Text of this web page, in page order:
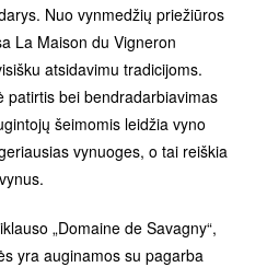
Nuo vynmedžių priežiūros
La Maison du Vigneron
atsidavimu tradicijoms.
patirtis bei bendradarbiavimas
šeimomis leidžia vyno
vynuoges, o tai reiškia
„Domaine de Savagny“,
yra auginamos su pagarba